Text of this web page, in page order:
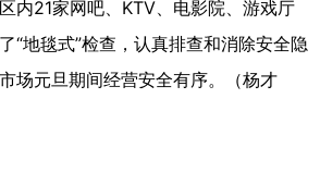
内21家网吧、KTV、电影院、游戏厅
“地毯式”检查，认真排查和消除安全隐
场元旦期间经营安全有序。（杨才